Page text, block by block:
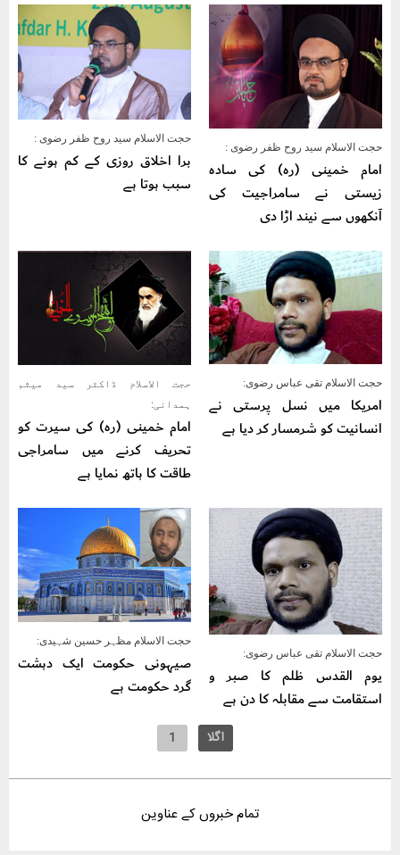
حجت الاسلام سید روح ظفر رضوی :
امام خمینی (رہ) کی سادہ
زیستی نے سامراجیت کی
آنکھوں سے نیند اڑا دی
حجت الاسلام سید روح ظفر رضوی :
برا اخلاق روزی کے کم ہونے کا
سبب ہوتا ہے
حجت الاسلام تقی عباس رضوی:
امریکا میں نسل پرستی نے
انسانیت کو شرمسار کر دیا ہے
حجت الاسلام ڈاکٹر سید میثم
ہمدانی:
امام خمینی (رہ) کی سیرت کو
تحریف کرنے میں سامراجی
طاقت کا ہاتھ نمایا ہے
حجت الاسلام تقی عباس رضوی:
یوم القدس ظلم کا صبر و
استقامت سے مقابلہ کا دن ہے
حجت الاسلام مظہر حسین شہیدی:
صیہونی حکومت ایک دہشت
گرد حکومت ہے
اگلا 1
‫تمام‬ ‫خبروں‬ ‫کے‬ ‫عناوین